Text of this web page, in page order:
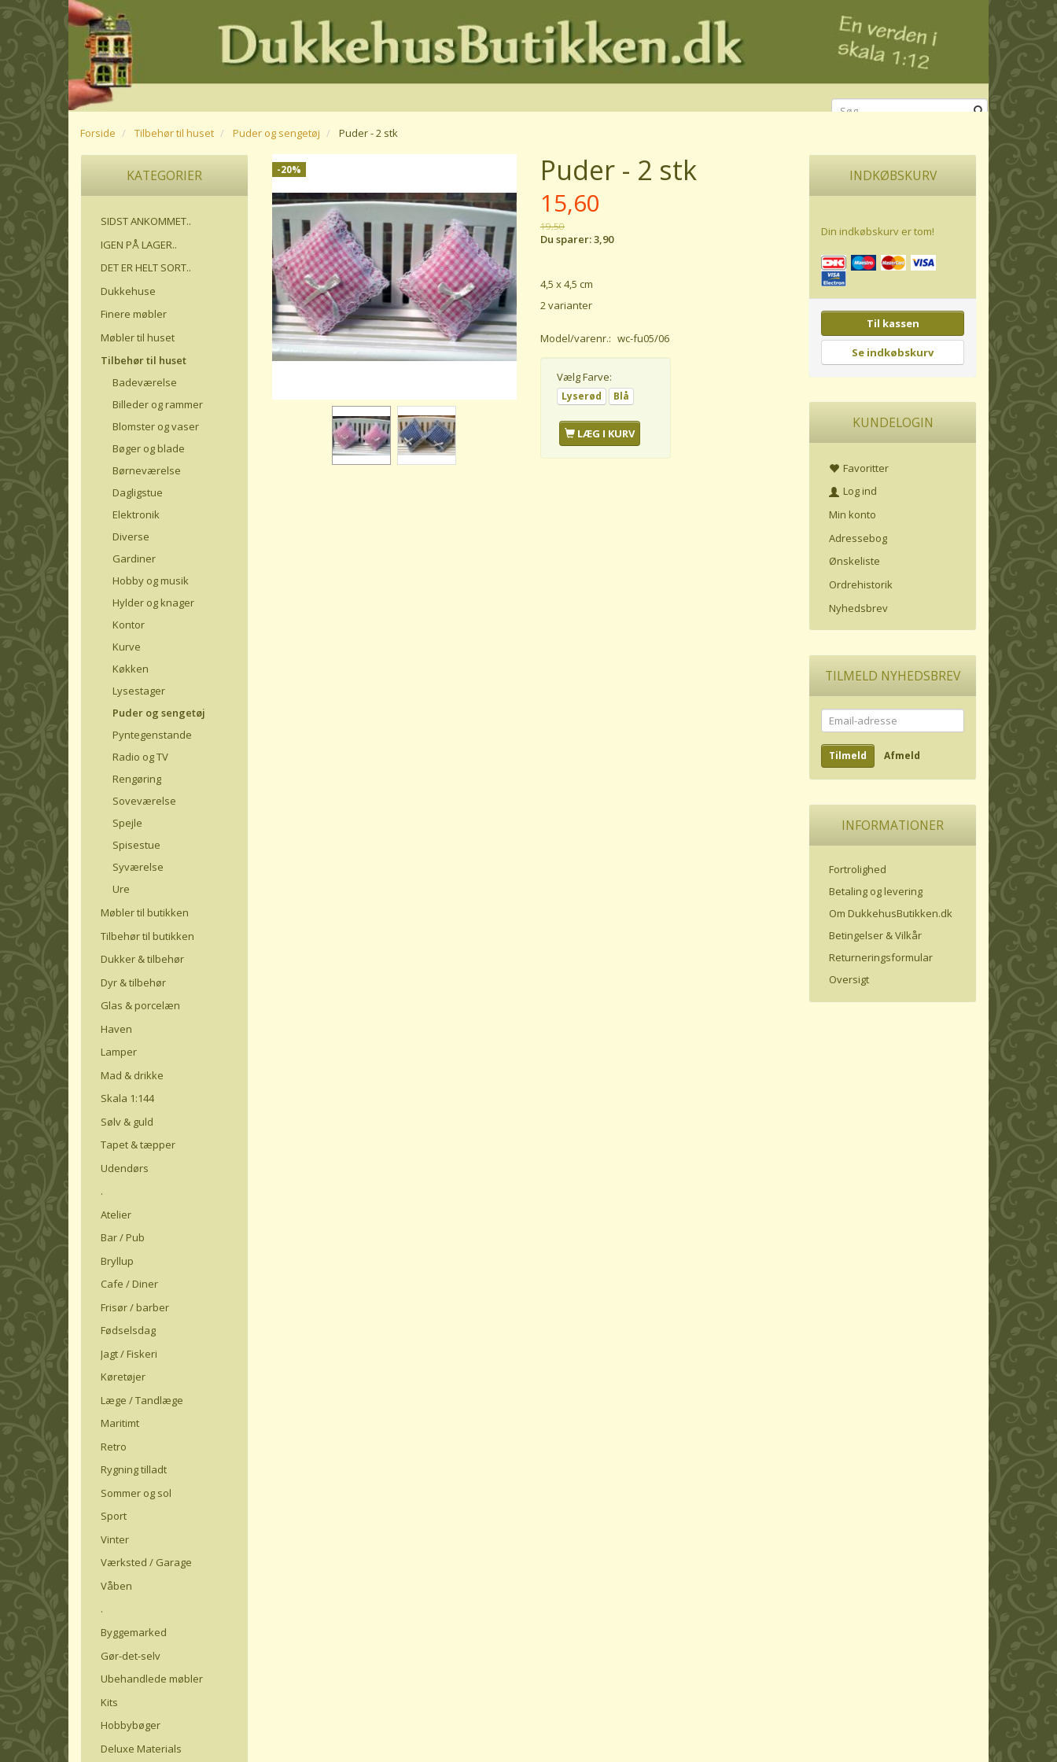
Forside Tilbehør til huset Puder og sengetøj Puder - 2 stk
KATEGORIER
SIDST ANKOMMET..
IGEN PÅ LAGER..
DET ER HELT SORT..
Dukkehuse
Finere møbler
Møbler til huset
Tilbehør til huset
Badeværelse
Billeder og rammer
Blomster og vaser
Bøger og blade
Børneværelse
Dagligstue
Elektronik
Diverse
Gardiner
Hobby og musik
Hylder og knager
Kontor
Kurve
Køkken
Lysestager
Puder og sengetøj
Pyntegenstande
Radio og TV
Rengøring
Soveværelse
Spejle
Spisestue
Syværelse
Ure
Møbler til butikken
Tilbehør til butikken
Dukker & tilbehør
Dyr & tilbehør
Glas & porcelæn
Haven
Lamper
Mad & drikke
Skala 1:144
Sølv & guld
Tapet & tæpper
Udendørs
.
Atelier
Bar / Pub
Bryllup
Cafe / Diner
Frisør / barber
Fødselsdag
Jagt / Fiskeri
Køretøjer
Læge / Tandlæge
Maritimt
Retro
Rygning tilladt
Sommer og sol
Sport
Vinter
Værksted / Garage
Våben
.
Byggemarked
Gør-det-selv
Ubehandlede møbler
Kits
Hobbybøger
Deluxe Materials
-20% Puder - 2 stk
15,60
19,50
Du sparer:3,90
4,5 x 4,5 cm
2 varianter
Model/varenr.: wc-fu05/06
VælgFarve:
Lyserød Blå
LÆG I KURV
INDKØBSKURV
Din indkøbskurv er tom!
Til kassen
Se indkøbskurv
KUNDELOGIN
Favoritter
Log ind
Min konto
Adressebog
Ønskeliste
Ordrehistorik
Nyhedsbrev
TILMELD NYHEDSBREV
Email-
adresse
Tilmeld Afmeld
INFORMATIONER
Fortrolighed
Betaling og levering
Om DukkehusButikken.dk
Betingelser & Vilkår
Returneringsformular
Oversigt